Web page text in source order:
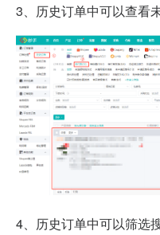
3、历史订单中可以查看
4、历史订单中可以筛选